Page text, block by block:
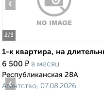
2/3
‹
1-к квартира, на
6 500 ₽ в месяц
Республиканская 28А
Агентство, 07.08.2026
‹